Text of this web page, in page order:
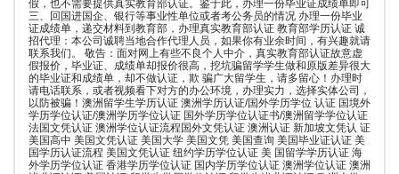
假，也不需要提供真实教育部认证。鉴于此，办理一份毕业证成绩单即可
三、回国进国企、银行等事业性单位或者考公务员的情况 办理一份毕业
证成绩单，递交材料到教育部，办理真实教育部认证 教育部学历认证 诚
招代理：本公司诚聘当地合作代理人员，如果你有业余时间，有兴趣就请
联系我们。 敬告：面对网上有些不良个人中介，真实教育部认证故意虚
假报价，毕业证、成绩单却报价很高，挖坑骗留学学生做和原版差异很大
的毕业证和成绩单，却不做认证，欺 骗广大留学生，请多留心！办理时
请电话联系，或者视频看下对方的办公环境，办理实力，选择实体公司，
以防被骗！澳洲留学生学历认证 澳洲学历认证/国外学历学位 认证 国境外
学历学位认证/澳洲学历学位认证 国外学历学位认证书/澳洲留学学位认证
法国文凭认证 澳洲学位认证流程国外文凭认证 澳洲认证 新加坡文凭认 证
美国高中 美国文凭认证 美国大学 美国文凭 美国查询 美国毕业证认证 美
国学历认证流程 美国文凭认证 纽约学历学位认证 美 国留学学历认证 海
外学历学位认证 香港学历学位认证 国内学历学位认证 澳洲学位认证 澳洲